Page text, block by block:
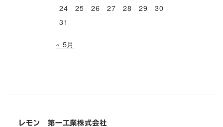
24
25 26 27 28 29
30
31
« 5月
レモン 第一工業株式会社